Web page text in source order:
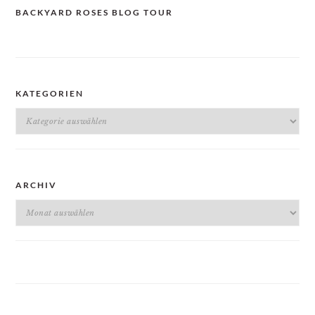
BACKYARD ROSES BLOG TOUR
KATEGORIEN
Kategorien
ARCHIV
Archiv